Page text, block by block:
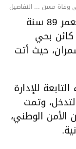
وفاة مسن ... التفاصيل
توفي يوم أمس مسن يبلغ من العمر 89 سنة
كائن بحي
حيث أتت
للإدارة
وتمت
الأمن الوطني،